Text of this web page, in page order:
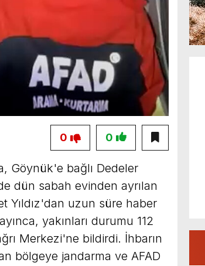
0
0
Göynük'e bağlı Dedeler
dün sabah evinden ayrılan
Yıldız'dan uzun süre haber
yakınları durumu 112
Merkezi'ne bildirdi. İhbarın
bölgeye jandarma ve AFAD